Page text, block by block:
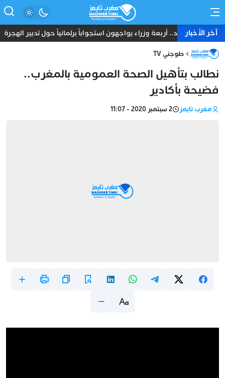
آخر الأخبار
مدريد.. أربعة وزراء يواجهون استجواباً برلمانياً حول تدبير الهجرة
طوجني TV
نطالب بتأهيل الصحة العمومية بالمغرب..
فضيحة بأكادير
مغرب تايمز 2 سبتمبر 2020 - 11:07